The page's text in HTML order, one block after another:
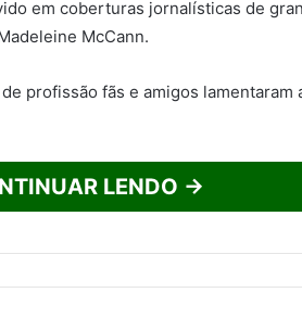
em coberturas jornalísticas de
McCann.
profissão fãs e amigos
LENDO →